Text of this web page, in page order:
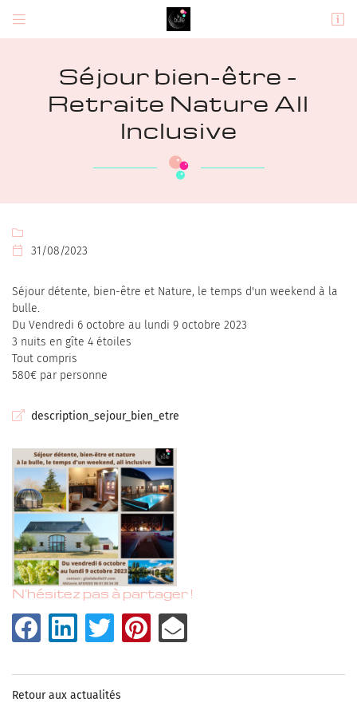

ACCUEIL

06 08 51 73 97
Adresse email de réception
l'adresse email indiqué ci-dessus. Vous pouvez vous désinscrire à tout moment en
utilisant le formulaire de désinscription .
Séjour bien-être -
Retraite Nature All
Inclusive


31/08/2023
Séjour détente, bien-être et Nature, le temps d'un weekend à la
bulle.
Du Vendredi 6 octobre au lundi 9 octobre 2023
3 nuits en gîte 4 étoiles
Tout compris
580€ par personne
description_sejour_bien_etre
N'hésitez pas à partager !
Retour aux actualités